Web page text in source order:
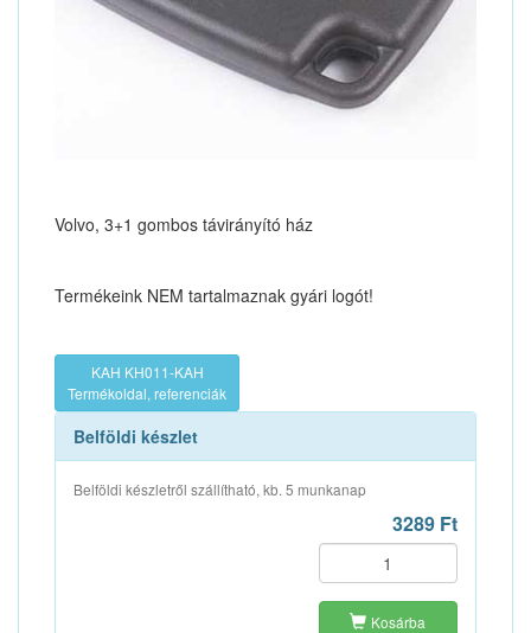
Volvo, 3+1 gombos távirányító ház
Termékeink NEM tartalmaznak gyári logót!
KAH KH011-KAH
Termékoldal, referenciák
Belföldi készlet
Belföldi készletről szállítható, kb. 5 munkanap
3289 Ft
Kosárba